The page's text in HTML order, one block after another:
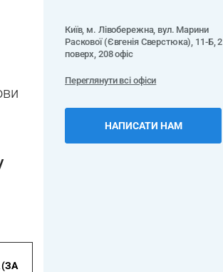
Київ, м. Лівобережна, вул. Марини
Раскової (Євгенія Сверстюка), 11-Б, 2
поверх, 208 офіс
Переглянути всі офіси
НАПИСАТИ НАМ